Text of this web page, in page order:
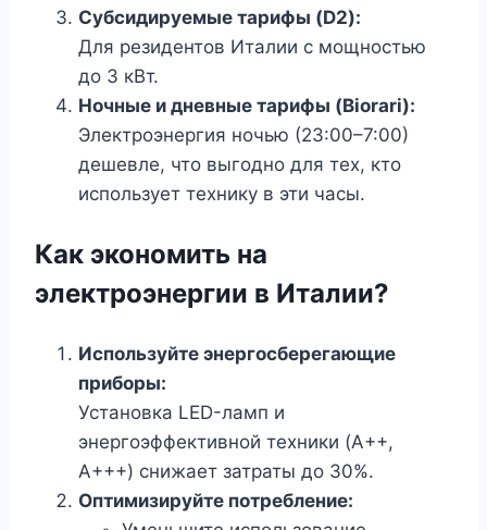
Субсидируемые тарифы (D2):
Для резидентов Италии с мощностью
до 3 кВт.
Ночные и дневные тарифы (Biorari):
Электроэнергия ночью (23:00–7:00)
дешевле, что выгодно для тех, кто
использует технику в эти часы.
Как экономить на
электроэнергии в Италии?
Используйте энергосберегающие
приборы:
Установка LED-ламп и
энергоэффективной техники (A++,
A+++) снижает затраты до 30%.
Оптимизируйте потребление: